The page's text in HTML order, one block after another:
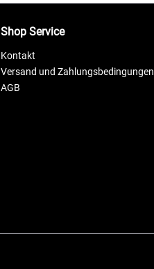
Shop Service
Kontakt
Versand und Zahlungsbedingungen
AGB